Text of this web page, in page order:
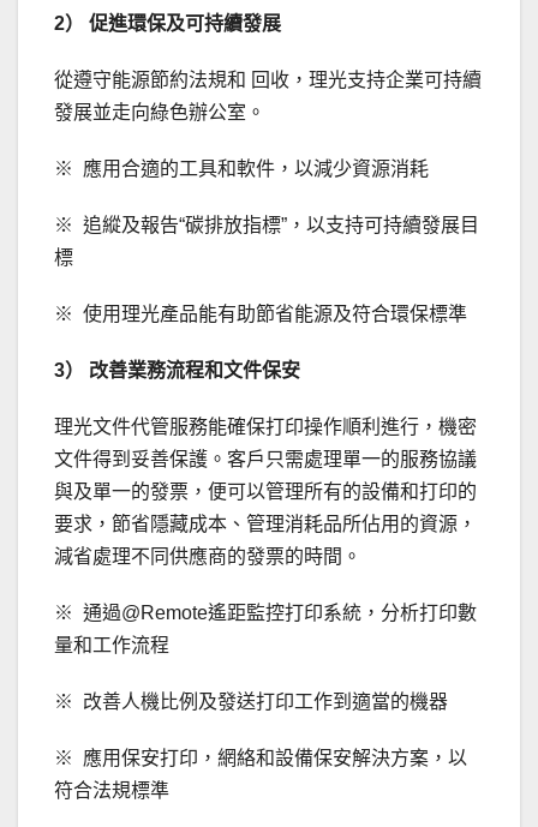
2） 促進環保及可持續發展
從遵守能源節約法規和 回收，理光支持企業可持續
發展並走向綠色辦公室。
※ 應用合適的工具和軟件，以減少資源消耗
※ 追縱及報告“碳排放指標”，以支持可持續發展目
標
※ 使用理光產品能有助節省能源及符合環保標準
3） 改善業務流程和文件保安
理光文件代管服務能確保打印操作順利進行，機密
文件得到妥善保護。客戶只需處理單一的服務協議
與及單一的發票，便可以管理所有的設備和打印的
要求，節省隱藏成本、管理消耗品所佔用的資源，
減省處理不同供應商的發票的時間。
※ 通過@Remote遙距監控打印系統，分析打印數
量和工作流程
※ 改善人機比例及發送打印工作到適當的機器
※ 應用保安打印，網絡和設備保安解決方案，以
符合法規標準